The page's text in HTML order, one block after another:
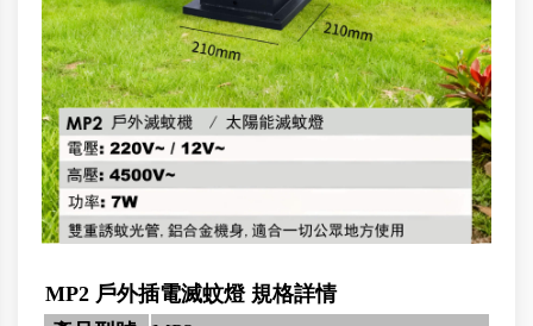
MP2 戶外插電滅蚊燈 規格詳情